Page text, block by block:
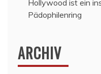
Hollywood ist ein
Pädophilenring
ARCHIV